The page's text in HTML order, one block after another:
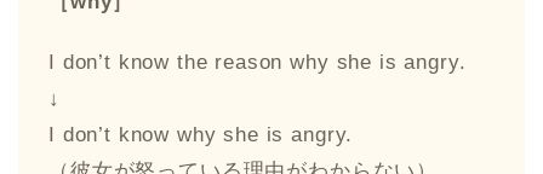
I don’t know the reason why she is angry.
↓
I don’t know why she is angry.